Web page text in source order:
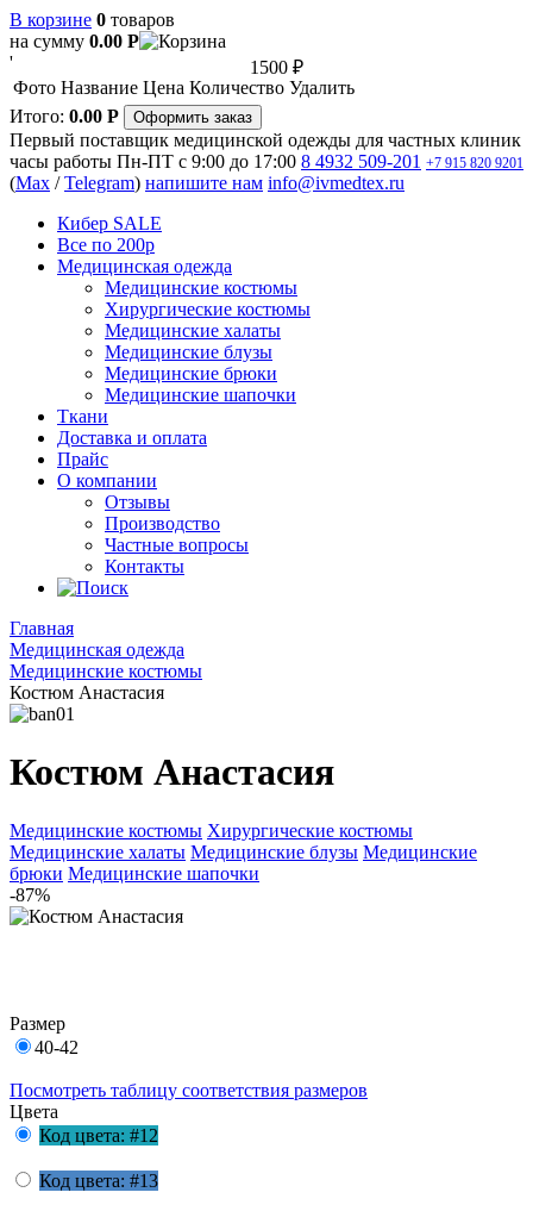
В корзине 0 товаров
на сумму 0.00 Р
'
Фото Название Цена Количество Удалить
Итого: 0.00 Р Оформить заказ
Первый поставщик медицинской одежды для частных клиник
часы работы Пн-ПТ с 9:00 до 17:00 8 4932 509-201 +7 915 820 9201
(Max /Telegram) напишите нам info@ivmedtex.ru
Кибер SALE
Все по 200р
Медицинская одежда
Медицинские костюмы
Хирургические костюмы
Медицинские халаты
Медицинские блузы
Медицинские брюки
Медицинские шапочки
Ткани
Доставка и оплата
Прайс
О компании
Отзывы
Производство
Частные вопросы
Контакты
Главная
Медицинская одежда
Медицинские костюмы
Костюм Анастасия
Костюм Анастасия
Медицинские костюмы Хирургические костюмы
Медицинские халаты Медицинские блузы Медицинские
брюки Медицинские шапочки
-87%
Размер
40-42
Посмотреть таблицу соответствия размеров
Цвета
Код цвета: #12
Код цвета: #13
1500 ₽